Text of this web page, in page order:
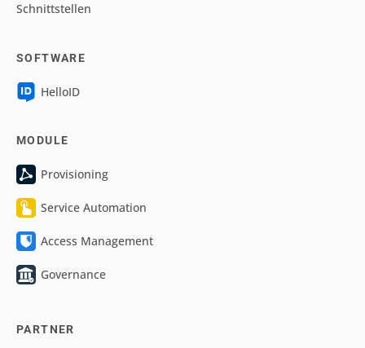
Schnittstellen
SOFTWARE
HelloID
MODULE
Provisioning
Service Automation
Access Management
Governance
PARTNER